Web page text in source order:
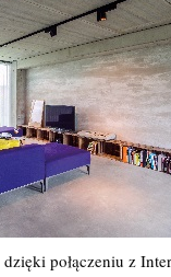
połączeniu z